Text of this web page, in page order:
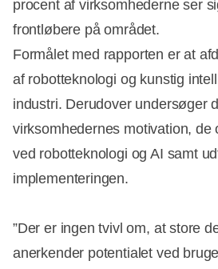
procent af virksomhederne ser
frontløbere på området.
Formålet med rapporten er at
af robotteknologi og kunstig
industri. Derudover undersøger
virksomhedernes motivation, de
ved robotteknologi og AI samt
implementeringen.
”Der er ingen tvivl om, at store
anerkender potentialet ved